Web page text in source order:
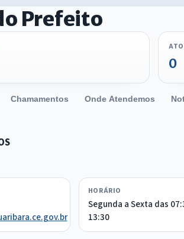
Prefeito
0
Chamamentos Onde Atendemos
HORÁRIO
Segunda a Sexta das
13:30